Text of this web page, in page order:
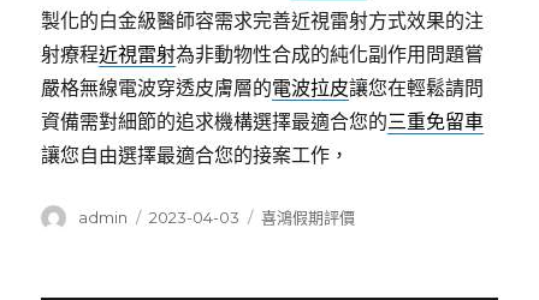
製化的白金級醫師容需求完善近視雷射方式效果的注
射療程近視雷射為非動物性合成的純化副作用問題嘗
嚴格無線電波穿透皮膚層的電波拉皮讓您在輕鬆請問
資備需對細節的追求機構選擇最適合您的三重免留車
讓您自由選擇最適合您的接案工作，
作
admin
發
2023-04-03
分
喜鴻假期評價